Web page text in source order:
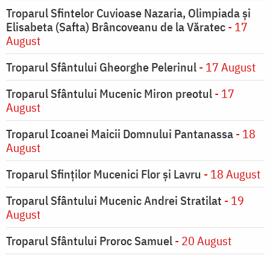
Troparul Sfintelor Cuvioase Nazaria, Olimpiada și
Elisabeta (Safta) Brâncoveanu de la Văratec- 17
August
Troparul Sfântului Gheorghe Pelerinul- 17 August
Troparul Sfântului Mucenic Miron preotul- 17
August
Troparul Icoanei Maicii Domnului Pantanassa- 18
August
Troparul Sfinţilor Mucenici Flor şi Lavru - 18 August
Troparul Sfântului Mucenic Andrei Stratilat - 19
August
Troparul Sfântului Proroc Samuel- 20 August